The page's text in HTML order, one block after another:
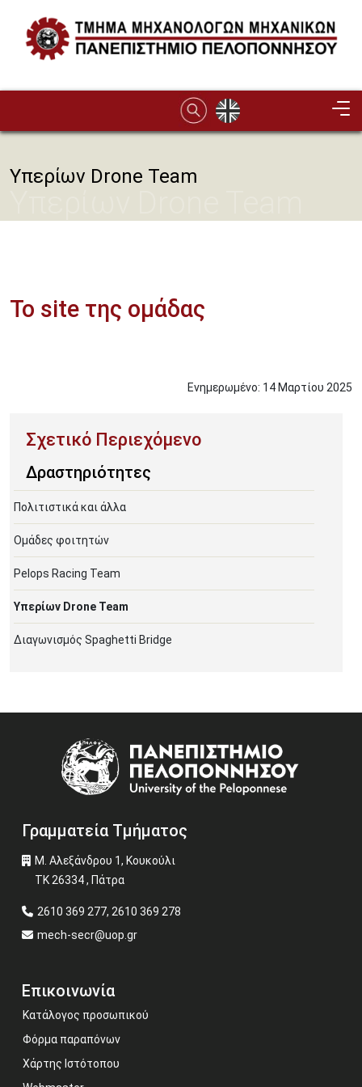
Image
Υπερίων Drone Team
Το site της ομάδας
Ενημερωμένο: 14 Μαρτίου 2025
Δραστηριότητες
Πολιτιστικά και άλλα
Ομάδες φοιτητών
Pelops Racing Team
Υπερίων Drone Team
Διαγωνισμός Spaghetti Bridge
Γραμματεία Τμήματος
Μ. Αλεξάνδρου 1, Κουκούλι
ΤΚ 26334 , Πάτρα
2610 369 277, 2610 369 278
mech-secr@uop.gr
Επικοινωνία
Κατάλογος προσωπικού
Φόρμα παραπόνων
Χάρτης Ιστότοπου